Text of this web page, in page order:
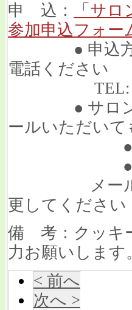
申 込：
「サ
参加申込フォー
● 申込方法
電話ください
TEL: 075-
● サロン参
ールいただいて
● 氏
● 希望
メール送付
更してください
備 考：クッキ
力お願いします
< 前へ
次へ >